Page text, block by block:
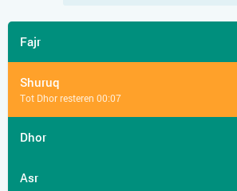
Fajr
Shuruq
Tot Dhor resteren 00:07
Dhor
Asr